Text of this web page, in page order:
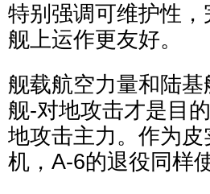
特别强调可维护性
舰上运作更友好。
舰载航空力量和陆
舰-对地攻击才是目
地攻击主力。作为
机，A-6的退役同样